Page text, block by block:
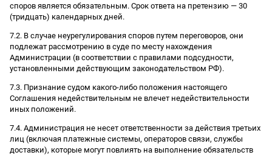
споров является обязательным. Срок ответа на претензию — 30
(тридцать) календарных дней.
7.2. В случае неурегулирования споров путем переговоров, они
подлежат рассмотрению в суде по месту нахождения
Администрации (в соответствии с правилами подсудности,
установленными действующим законодательством РФ).
7.3. Признание судом какого-либо положения настоящего
Соглашения недействительным не влечет недействительности
иных положений.
7.4. Администрация не несет ответственности за действия третьих
лиц (включая платежные системы, операторов связи, службы
доставки), которые могут повлиять на выполнение обязательств